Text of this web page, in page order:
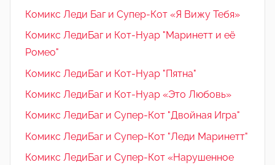
Комикс Леди Баг и Супер-Кот «Я Вижу Тебя»
Комикс ЛедиБаг и Кот-Нуар "Маринетт и её
Ромео"
Комикс ЛедиБаг и Кот-Нуар "Пятна"
Комикс ЛедиБаг и Кот-Нуар «Это Любовь»
Комикс ЛедиБаг и Супер-Кот "Двойная Игра"
Комикс ЛедиБаг и Супер-Кот "Леди Маринетт"
Комикс ЛедиБаг и Супер-Кот «Нарушенное